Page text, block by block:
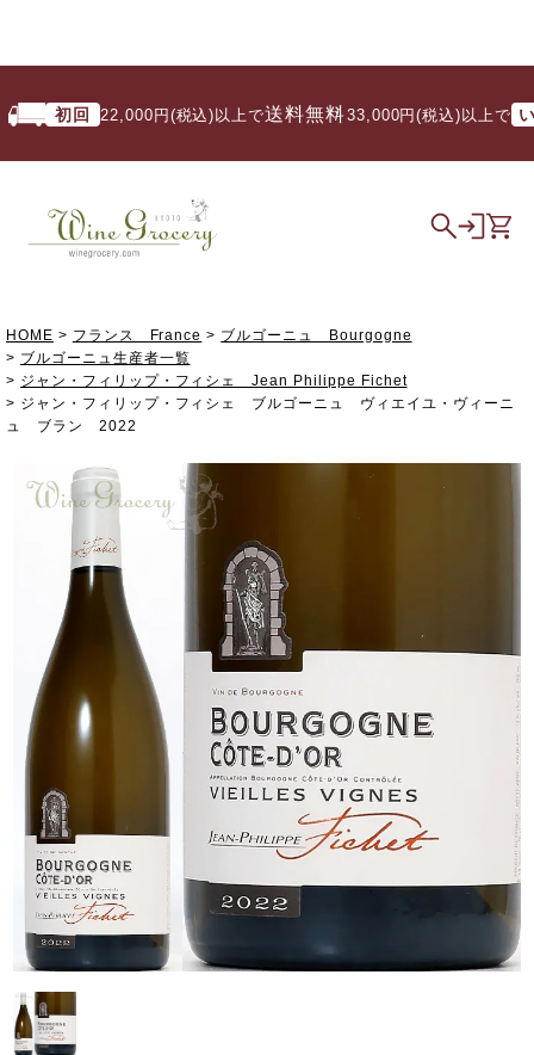
初回 22,000円(税込)以上で送料無料/ 33,000円(税込)以上で いつ
HOME フランス France
ブルゴーニュ Bourgogne
ブルゴーニュ生産者一覧
ジャン・フィリップ・フィシェ Jean Philippe Fichet
ジャン・フィリップ・フィシェ ブルゴーニュ ヴィエイユ・ヴィーニ
ュ ブラン 2022